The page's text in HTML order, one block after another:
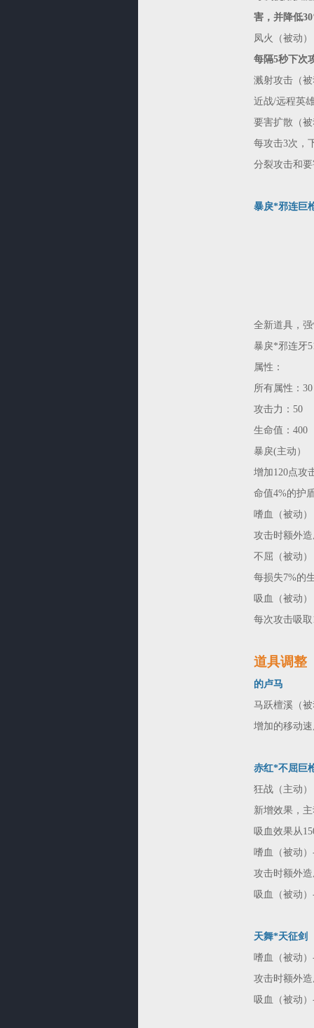
害，并降低
凤火（被动）
每隔5秒下次
溅射攻击（
近战/远程英
要害扩散（
每攻击3次，
分裂攻击和
暴戾*邪连巨
全新道具，
暴戾*邪连牙
属性：
所有属性：30
攻击力：50
生命值：400
暴戾(主动）
增加120点攻
命值4%的护
嗜血（被动）
攻击时额外
不屈（被动）
每损失7%的
吸血（被动）
每次攻击吸
道具调整
的卢马
马跃檀溪（
增加的移动
赤红*不屈巨
狂战（主动）
新增效果，
吸血效果从
嗜血（被动
攻击时额外
吸血（被动
天舞*天征剑
嗜血（被动
攻击时额外
吸血（被动